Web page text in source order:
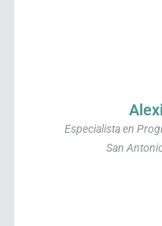
Especialista en
San